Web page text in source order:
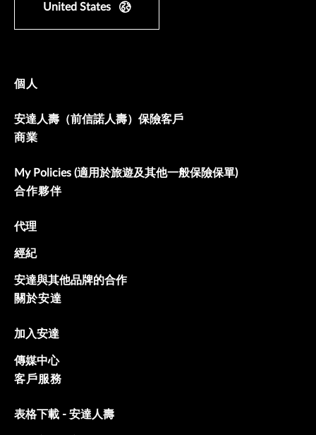
United States
個人
安達人壽（前信諾人壽）保險客戶
商業
My Policies (適用於旅遊及其他一般保險保單)
合作夥伴
代理
經紀
安達與其他品牌的合作
關於安達
加入安達
傳媒中心
客戶服務
表格下載 - 安達人壽